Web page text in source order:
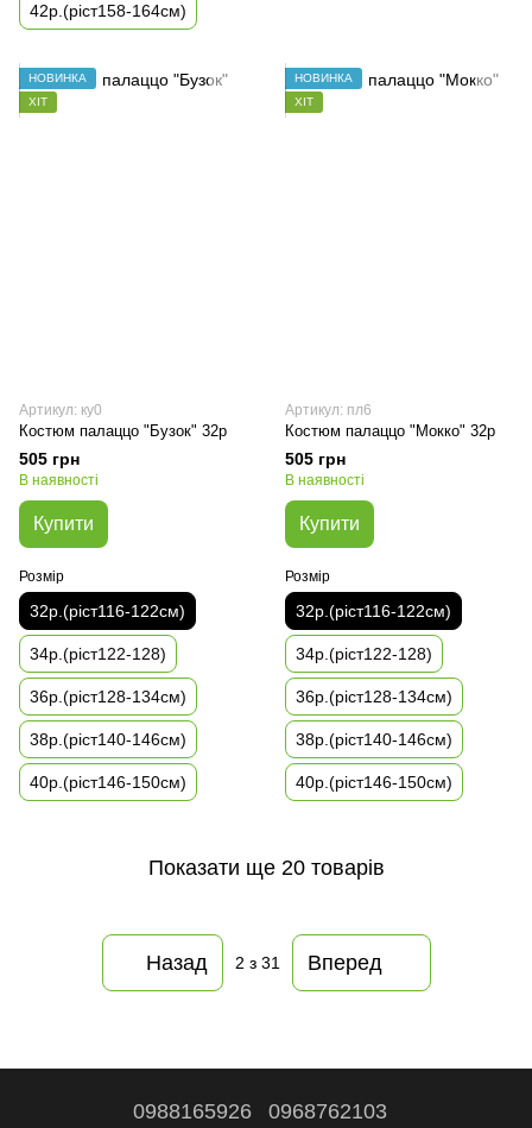
42р.(ріст158-164см)
НОВИНКА
ХІТ
Артикул: ку0
Костюм палаццо "Бузок" 32р
505 грн
В наявності
Купити
Розмір
32р.(ріст116-122см)
34р.(ріст122-128)
36р.(ріст128-134см)
38р.(ріст140-146см)
40р.(ріст146-150см)
НОВИНКА
ХІТ
Артикул: пл6
Костюм палаццо "Мокко" 32р
505 грн
В наявності
Купити
Розмір
32р.(ріст116-122см)
34р.(ріст122-128)
36р.(ріст128-134см)
38р.(ріст140-146см)
40р.(ріст146-150см)
Показати ще 20 товарів
Назад 2 з 31 Вперед
0988165926 0968762103